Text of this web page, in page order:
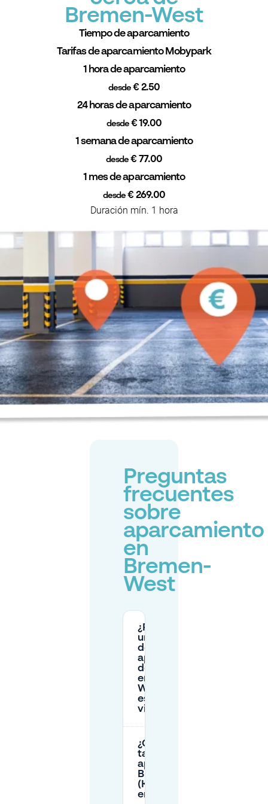
Bremen-West
Tiempo de aparcamiento
Tarifas de aparcamiento Mobypark
1 hora de aparcamiento
desde € 2.50
24 horas de aparcamiento
desde€ 19.00
1 semana de aparcamiento
desde € 77.00
1 mes de aparcamiento
desde € 269.00
Duración mín. 1 hora
Preguntas
frecuentes
sobre
aparcamiento
en
Bremen-
West
¿Puedo usar
un permiso
de
aparcamiento
de residente
en Bremen-
West si solo
estoy de
visita?
¿Cuáles son las
tarifas de
aparcamiento en
Bürgerweide
(Kurzzeitparkplatz)
en Bremen-West?